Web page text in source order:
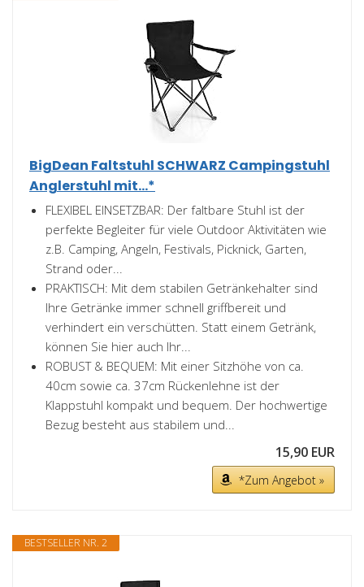
BigDean Faltstuhl SCHWARZ Campingstuhl
Anglerstuhl mit...*
FLEXIBEL EINSETZBAR: Der faltbare Stuhl ist der
perfekte Begleiter für viele Outdoor Aktivitäten wie
z.B. Camping, Angeln, Festivals, Picknick, Garten,
Strand oder...
PRAKTISCH: Mit dem stabilen Getränkehalter sind
Ihre Getränke immer schnell griffbereit und
verhindert ein verschütten. Statt einem Getränk,
können Sie hier auch Ihr...
ROBUST & BEQUEM: Mit einer Sitzhöhe von ca.
40cm sowie ca. 37cm Rückenlehne ist der
Klappstuhl kompakt und bequem. Der hochwertige
Bezug besteht aus stabilem und...
15,90 EUR
*Zum Angebot »
BESTSELLER NR. 2